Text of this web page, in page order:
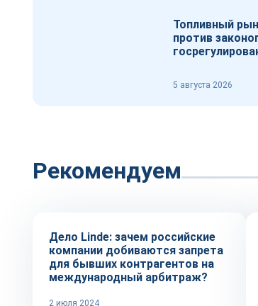
Топливный
против
5 августа 2026
Рекомендуем
Дело Linde: зачем российские
компании добиваются запрета
для бывших контрагентов на
международный арбитраж?
2 июля 2024